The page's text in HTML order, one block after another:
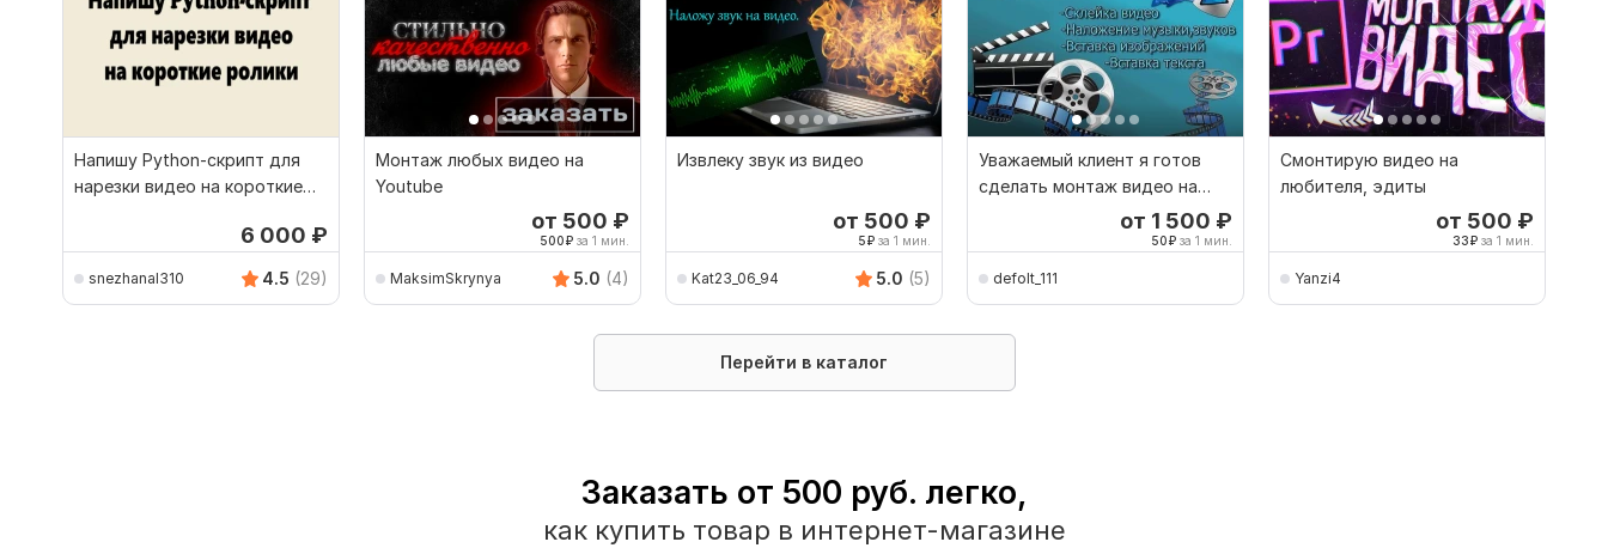
Напишу Python-скрипт для
нарезки видео на короткие
6 000 ₽
snezhanal310 4.5 (29)
Монтаж любых видео на
Youtube
от 500 ₽
500₽ за 1 мин.
MaksimSkrynya 5.0 (4)
Извлеку звук из видео
от 500 ₽
5₽ за 1 мин.
Kat23_06_94 5.0 (5)
Уважаемый клиент я готов
сделать монтаж видео на
от 1 500 ₽
50₽ за 1 мин.
defolt_111
Смонтирую видео на
любителя, эдиты
от 500 ₽
33₽ за 1 мин.
Yanzi4
Перейти в каталог
Заказать от 500 руб. легко,
как купить товар в интернет-магазине